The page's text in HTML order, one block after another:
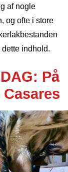
af nogle
og ofte i store
indhold.
På